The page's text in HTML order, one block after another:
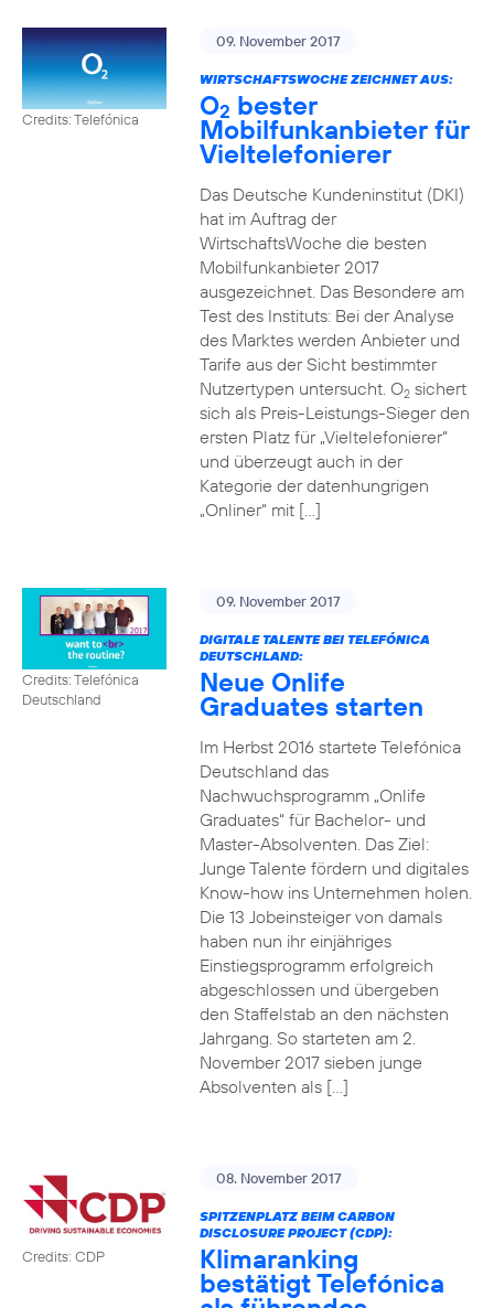
Credits: Telefónica
09. November 2017
WIRTSCHAFTSWOCHE ZEICHNET AUS:
O2 bester
Mobilfunkanbieter für
Vieltelefonierer
Das Deutsche Kundeninstitut (DKI)
hat im Auftrag der
WirtschaftsWoche die besten
Mobilfunkanbieter 2017
ausgezeichnet. Das Besondere am
Test des Instituts: Bei der Analyse
des Marktes werden Anbieter und
Tarife aus der Sicht bestimmter
Nutzertypen untersucht. O2sichert
sich als Preis-Leistungs-Sieger den
ersten Platz für „Vieltelefonierer“
und überzeugt auch in der
Kategorie der datenhungrigen
„Onliner“ mit […]
Credits: Telefónica
Deutschland
09. November 2017
DIGITALE TALENTE BEI TELEFÓNICA
DEUTSCHLAND:
Neue Onlife
Graduates starten
Im Herbst 2016 startete Telefónica
Deutschland das
Nachwuchsprogramm „Onlife
Graduates“ für Bachelor- und
Master-Absolventen. Das Ziel:
Junge Talente fördern und digitales
Know-how ins Unternehmen holen.
Die 13 Jobeinsteiger von damals
haben nun ihr einjähriges
Einstiegsprogramm erfolgreich
abgeschlossen und übergeben
den Staffelstab an den nächsten
Jahrgang. So starteten am 2.
November 2017 sieben junge
Absolventen als […]
Credits: CDP
08. November 2017
SPITZENPLATZ BEIM CARBON
DISCLOSURE PROJECT (CDP):
Klimaranking
bestätigt Telefónica